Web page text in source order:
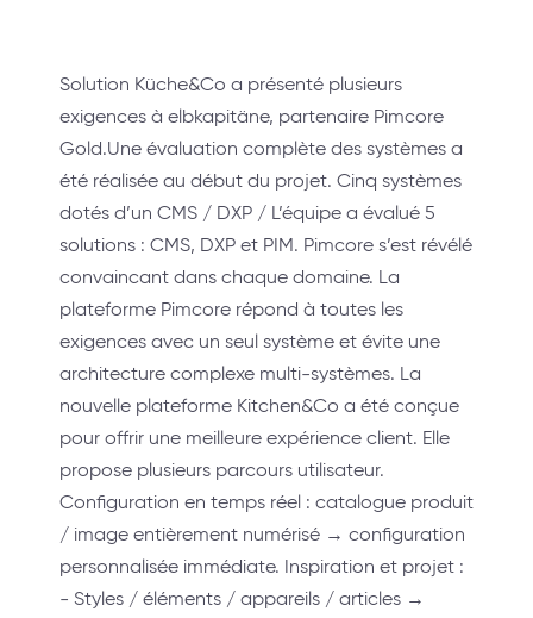
Solution Küche&Co a présenté plusieurs
exigences à elbkapitäne, partenaire Pimcore
Gold.Une évaluation complète des systèmes a
été réalisée au début du projet. Cinq systèmes
dotés d’un CMS / DXP / L’équipe a évalué 5
solutions : CMS, DXP et PIM. Pimcore s’est révélé
convaincant dans chaque domaine. La
plateforme Pimcore répond à toutes les
exigences avec un seul système et évite une
architecture complexe multi-systèmes. La
nouvelle plateforme Kitchen&Co a été conçue
pour offrir une meilleure expérience client. Elle
propose plusieurs parcours utilisateur.
Configuration en temps réel : catalogue produit
/ image entièrement numérisé → configuration
personnalisée immédiate. Inspiration et projet :
- Styles / éléments / appareils / articles →